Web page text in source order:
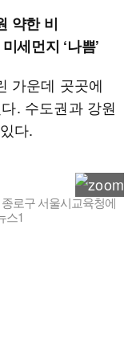
약한 비
세먼지 ‘나쁨’
가운데 곳곳에
. 수도권과 강원
다.
로구 서울시교육청에
스1